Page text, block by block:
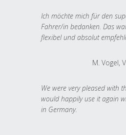
Ich möchte mich für den
Fahrer/in bedanken. Das
flexibel und absolut
M. Vogel,
We were very pleased with
would happily use it again
in Germany.